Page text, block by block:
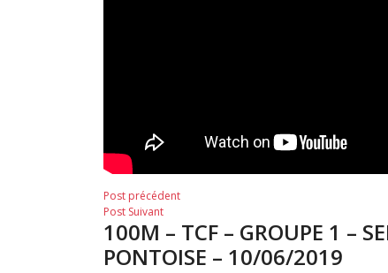
Navigation
de
l’article
Post précédentPost
Post SuivantPost
suivant:
100M – TCF – GROUPE 1 –
PONTOISE – 10/06/2019